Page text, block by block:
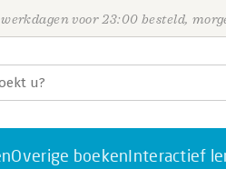
werkdagen voor 23:00 besteld,
Overige boekenInteractief